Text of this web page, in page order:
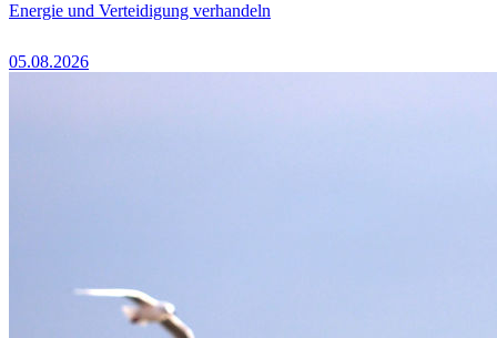
Energie und Verteidigung verhandeln
05.08.2026